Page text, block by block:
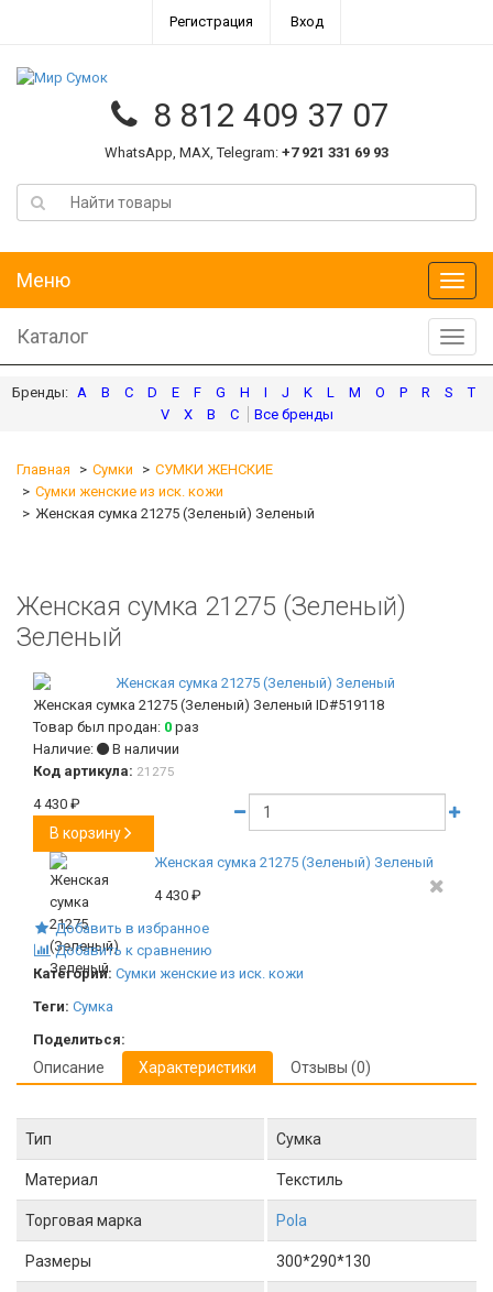
Регистрация Вход
8 812 409 37 07
WhatsApp, MAX, Telegram: +7 921 331 69 93
Меню
Меню
Каталог
A B C D E F G H I J K L M O P R S
T
V
X В С
Главная Сумки
СУМКИ ЖЕНСКИЕ
Сумки женские из иск. кожи
Женская сумка 21275 (Зеленый) Зеленый
Женская сумка 21275 (Зеленый)
Зеленый
Женская сумка 21275 (Зеленый) Зеленый ID#519118
Товар был продан: 0 раз
Наличие:
В наличии
Код артикула: 21275
4 430 ₽
В корзину
Женская сумка 21275 (Зеленый) Зеленый
4 430 ₽
Добавить в избранное
Добавить к сравнению
Категории: Сумки женские из иск. кожи
Теги: Сумка
Поделиться:
Описание Характеристики Отзывы (0)
Тип Сумка
Материал Текстиль
Торговая марка Pola
Размеры 300*290*130